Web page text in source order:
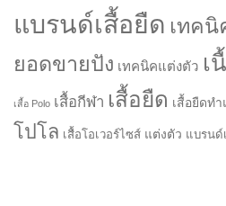
แบรนด์เสื้อยืด เทคนิ
ยอดขายปัง เทคนิคแต่งตัว เ
เสื้อ Polo เสื้อกีฬา เสื้อยืด เสื้อยืดท
โปโล เสื้อโอเวอร์ไซส์ แต่งตัว แบรนด์